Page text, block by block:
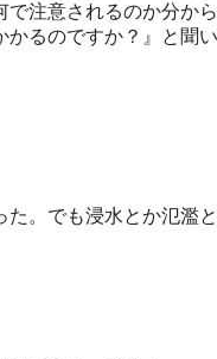
で注意されるのか分か
かるのですか？』と聞
た。でも浸水とか氾濫